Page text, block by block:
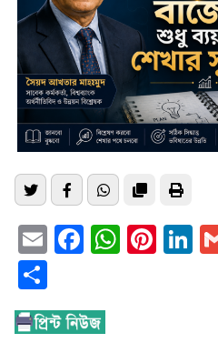
EmailFacebook